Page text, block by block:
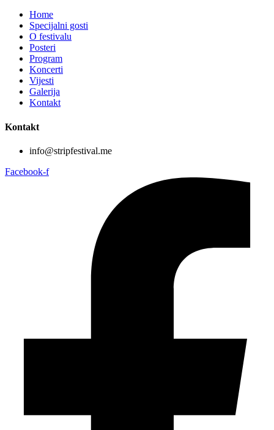
Home
Specijalni gosti
O festivalu
Posteri
Program
Koncerti
Vijesti
Galerija
Kontakt
Kontakt
info@stripfestival.me
Facebook-f